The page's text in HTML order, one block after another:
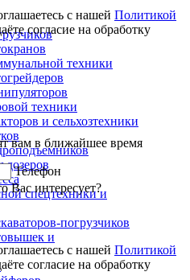
техники
техники
и сельхозтехники
спецтехники и
погрузчиков
и
с нашейПолитикой
согласие на обработку
вам в ближайшее время
Телефон
Вас интересует?
с нашейПолитикой
согласие на обработку